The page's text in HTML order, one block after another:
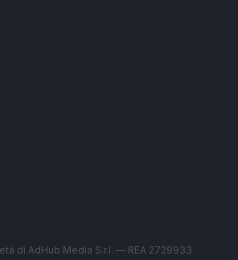
di AdHub Media S.r.l. — REA 2729933